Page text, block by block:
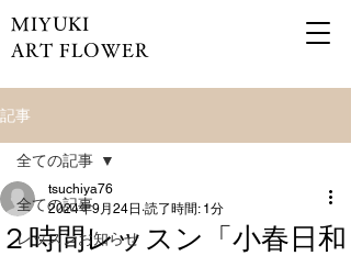
MIYUKI
ART FLOWER
記事
全ての記事
レッスンお知らせ
全ての記事
２時間レッスン「小春日和
tsuchiya76
2024年9月24日 読了時間: 1分